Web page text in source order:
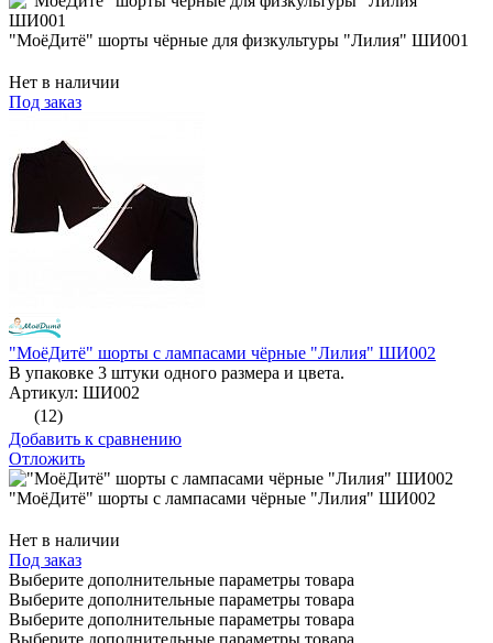
"МоёДитё" шорты чёрные для физкультуры "Лилия" ШИ001
Нет в наличии
Под заказ
"МоёДитё" шорты с лампасами чёрные "Лилия" ШИ002
В упаковке 3 штуки одного размера и цвета.
Артикул: ШИ002
(12)
Добавить к сравнению
Отложить
"МоёДитё" шорты с лампасами чёрные "Лилия" ШИ002
Нет в наличии
Под заказ
Выберите дополнительные параметры товара
Выберите дополнительные параметры товара
Выберите дополнительные параметры товара